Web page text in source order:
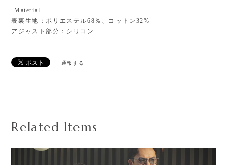
-Material-
表裏生地：ポリエステル68％、コットン32%
アジャスト部分：シリコン
通報する
Related Items